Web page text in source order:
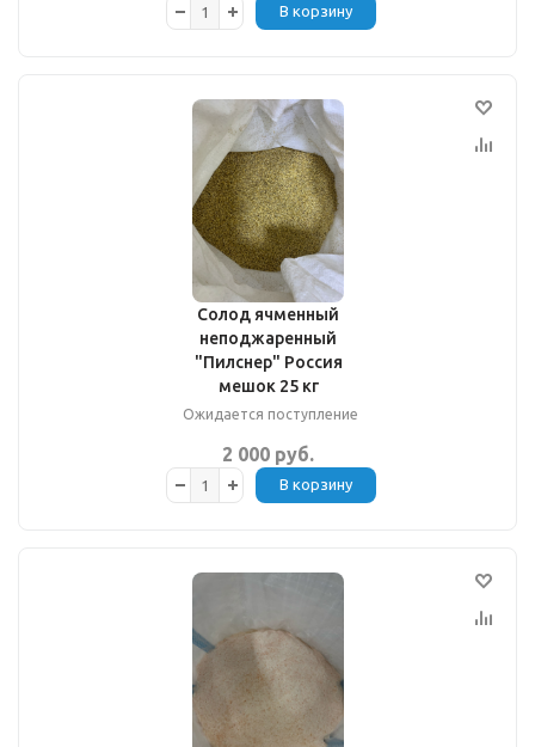
В корзину
Солод ячменный
неподжаренный
"Пилснер" Россия
мешок 25 кг
Ожидается поступление
2 000 руб.
В корзину